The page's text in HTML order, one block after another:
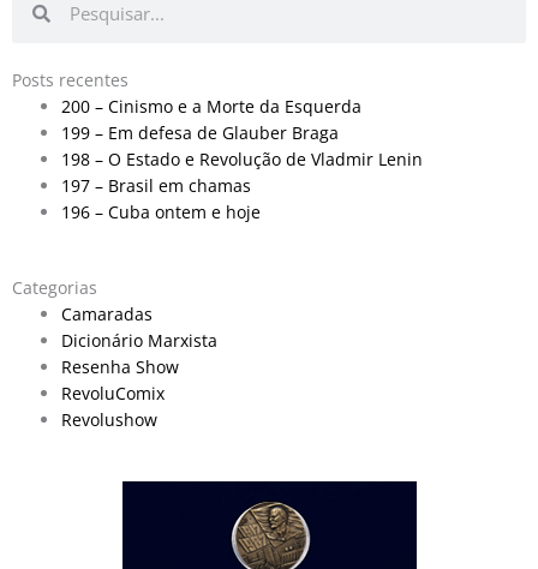
Posts recentes
200 – Cinismo e a Morte da Esquerda
199 – Em defesa de Glauber Braga
198 – O Estado e Revolução de Vladmir Lenin
197 – Brasil em chamas
196 – Cuba ontem e hoje
Categorias
Camaradas
Dicionário Marxista
Resenha Show
RevoluComix
Revolushow